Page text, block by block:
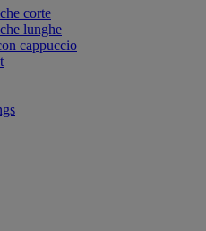
corte
lunghe
cappuccio